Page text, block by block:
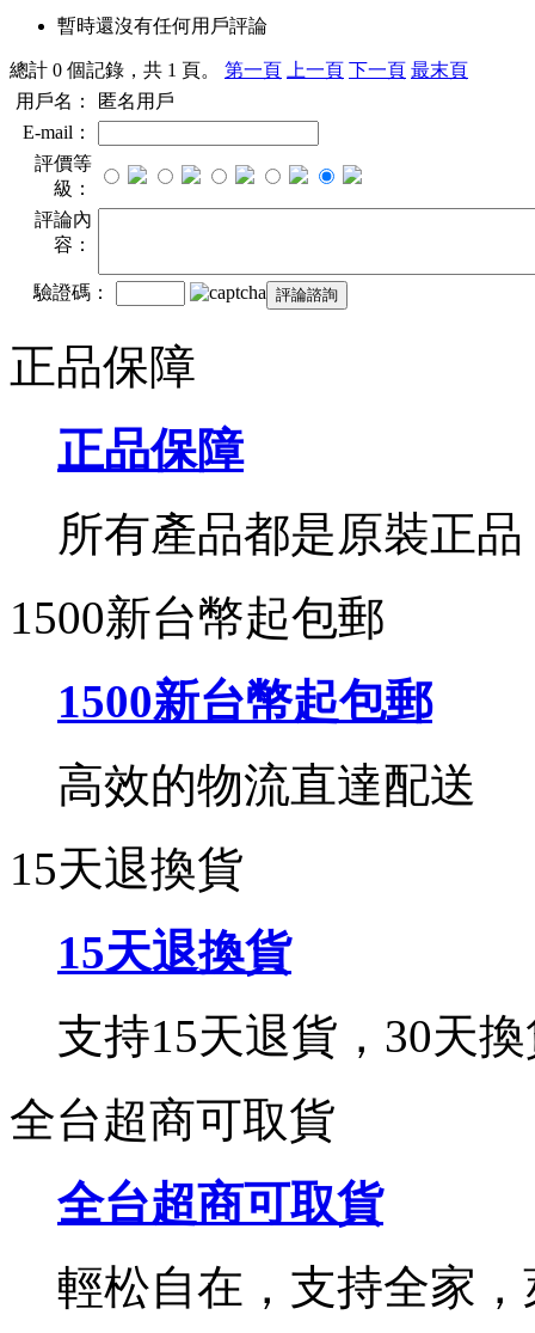
暫時還沒有任何用戶評論
總計 0 個記錄，共 1 頁。 第一頁 上一頁 下一頁 最末頁
用戶名：
匿名用戶
E-mail：
評價等
級：
評論內
容：
驗證碼：
正品保障
正品保障
所有產品都是原裝正品
1500新台幣起包郵
1500新台幣起包郵
高效的物流直達配送
15天退換貨
15天退換貨
支持15天退貨，30天
全台超商可取貨
全台超商可取貨
輕松自在，支持全家